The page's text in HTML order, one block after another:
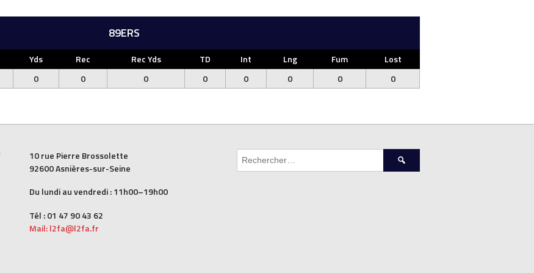
89ERS
Yds Rec Rec Yds TD Int Lng Fum
Lost
0 0 0 0 0 0 0 0
10 rue Pierre Brossolette
92600 Asnières-sur-Seine
Du lundi au vendredi : 11h00–19h00
Tél : 01 47 90 43 62
Mail: l2fa@l2fa.fr
Rechercher :